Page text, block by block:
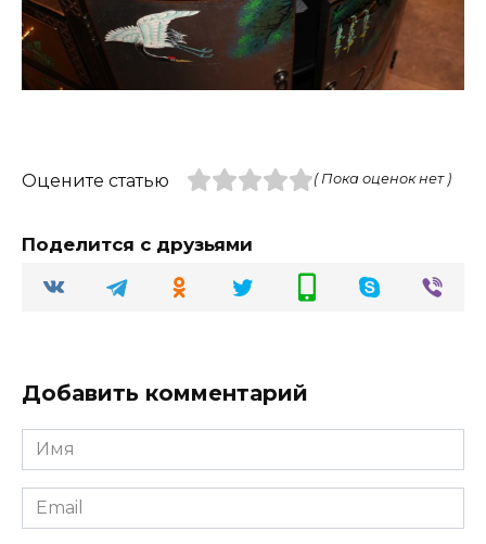
Оцените статью ( Пока оценок нет )
Поделится с друзьями
Добавить комментарий
Имя
Email